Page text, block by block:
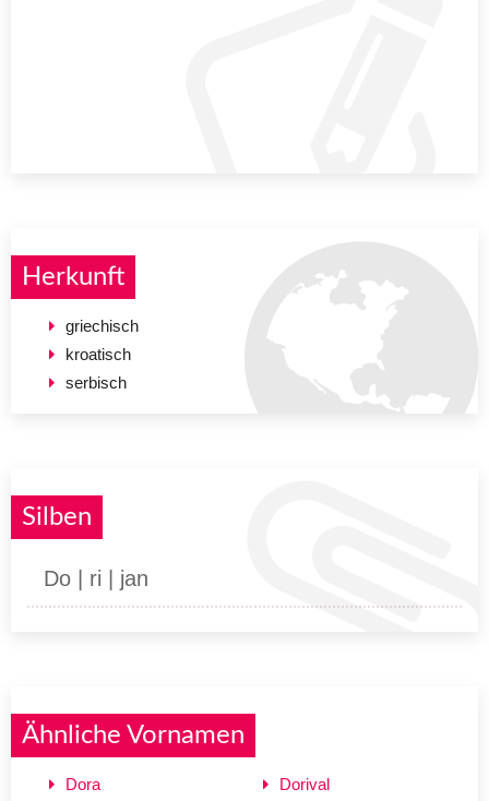
Herkunft
griechisch
kroatisch
serbisch
Silben
Do | ri | jan
Ähnliche Vornamen
Dora
Dorival